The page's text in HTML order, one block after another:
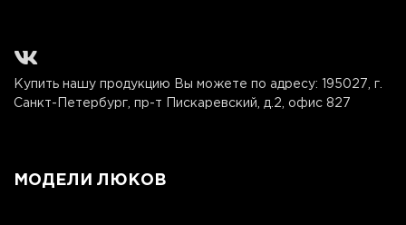
Купить нашу продукцию Вы можете по адресу:
195027, г.
Санкт-Петербург, пр-т Пискаревский, д.2, офис 827
МОДЕЛИ ЛЮКОВ